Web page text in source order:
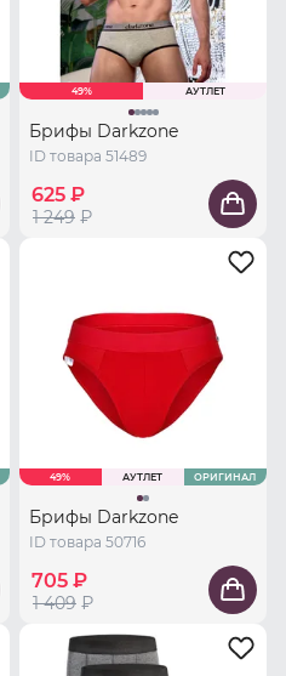
49% АУТЛЕТ
Брифы Darkzone
ID товара 51489
625 ₽
1 249 ₽
49% АУТЛЕТ ОРИГИНАЛ
Брифы Darkzone
ID товара 50716
705 ₽
1 409 ₽